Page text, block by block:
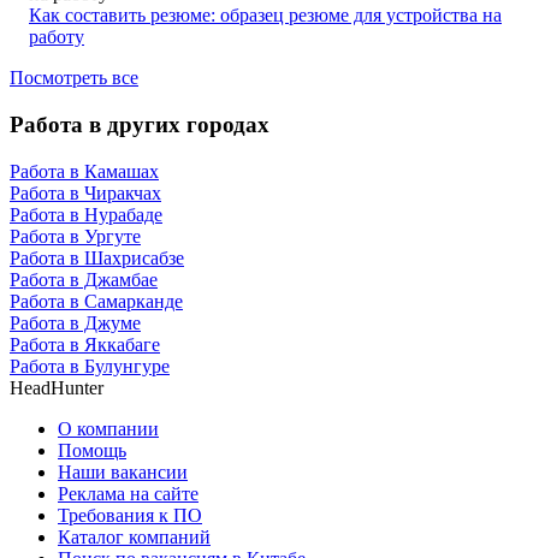
Как составить резюме: образец резюме для устройства на
работу
Посмотреть все
Работа в других городах
Работа в Камашах
Работа в Чиракчах
Работа в Нурабаде
Работа в Ургуте
Работа в Шахрисабзе
Работа в Джамбае
Работа в Самарканде
Работа в Джуме
Работа в Яккабаге
Работа в Булунгуре
HeadHunter
О компании
Помощь
Наши вакансии
Реклама на сайте
Требования к ПО
Каталог компаний